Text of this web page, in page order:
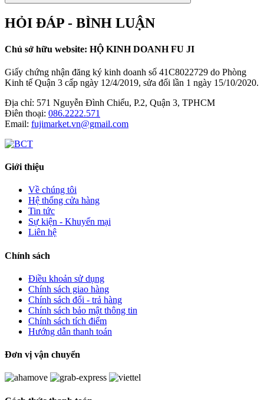
HỎI ĐÁP - BÌNH LUẬN
Chủ sở hữu website: HỘ KINH DOANH FU JI
Giấy chứng nhận đăng ký kinh doanh số 41C8022729 do Phòng
Kinh tế Quận 3 cấp ngày 12/4/2019, sửa đổi lần 1 ngày 15/10/2020.
Địa chỉ: 571 Nguyễn Đình Chiểu, P.2, Quận 3, TPHCM
Điên thoại: 086.2222.571
Email: fujimarket.vn@gmail.com
Giới thiệu
Về chúng tôi
Hệ thống cửa hàng
Tin tức
Sự kiện - Khuyến mại
Liên hệ
Chính sách
Điều khoản sử dụng
Chính sách giao hàng
Chính sách đổi - trả hàng
Chính sách bảo mật thông tin
Chính sách tích điểm
Hướng dẫn thanh toán
Đơn vị vận chuyển